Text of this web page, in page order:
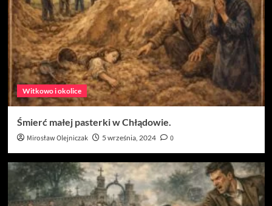
Witkowo i okolice
Śmierć małej pasterki w Chłądowie.
Mirosław Olejniczak 5 września, 2024 0